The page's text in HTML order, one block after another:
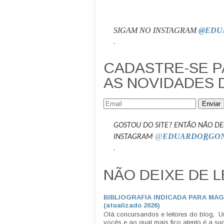
SIGAM NO INSTAGRAM
.
CADASTRE-SE
AS NOVIDADES
Enviar
GOSTOU DO SITE? ENTÃO NÃO
INSTAGRAM @EDUARDOR
.
NÃO DEIXE DE
BIBLIOGRAFIA INDICADA PARA
(atualizado 2026)
Olá concursandos e leitores do blog,
vocês e ao qual mais fico atento é a